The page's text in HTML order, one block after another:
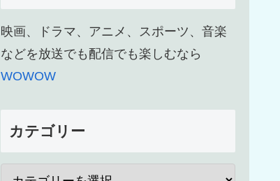
映画、ドラマ、アニメ、スポーツ、音楽
などを放送でも配信でも楽しむなら
WOWOW
カテゴリー